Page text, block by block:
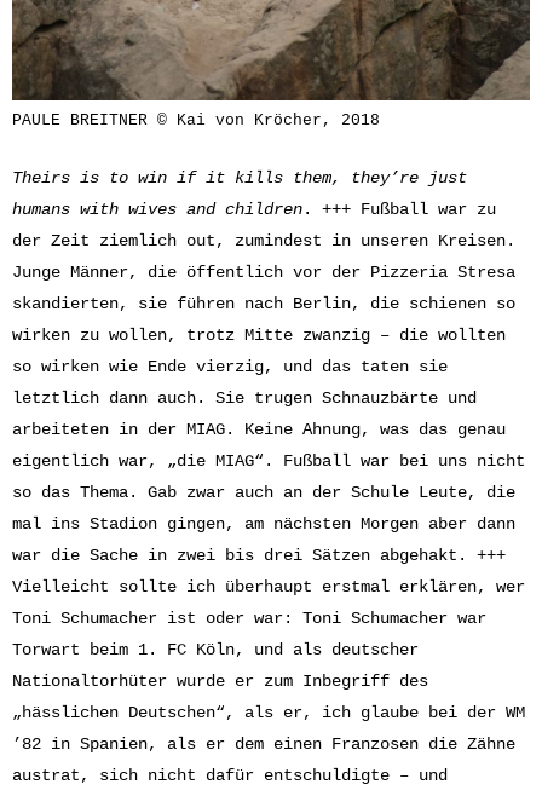
PAULE BREITNER © Kai von Kröcher, 2018
Theirs is to win if it kills them, they’re just
humans with wives and children. +++ Fußball war zu
der Zeit ziemlich out, zumindest in unseren Kreisen.
Junge Männer, die öffentlich vor der Pizzeria Stresa
skandierten, sie führen nach Berlin, die schienen so
wirken zu wollen, trotz Mitte zwanzig – die wollten
so wirken wie Ende vierzig, und das taten sie
letztlich dann auch. Sie trugen Schnauzbärte und
arbeiteten in der MIAG. Keine Ahnung, was das genau
eigentlich war, „die MIAG“. Fußball war bei uns nicht
so das Thema. Gab zwar auch an der Schule Leute, die
mal ins Stadion gingen, am nächsten Morgen aber dann
war die Sache in zwei bis drei Sätzen abgehakt. +++
Vielleicht sollte ich überhaupt erstmal erklären, wer
Toni Schumacher ist oder war: Toni Schumacher war
Torwart beim 1. FC Köln, und als deutscher
Nationaltorhüter wurde er zum Inbegriff des
„hässlichen Deutschen“, als er, ich glaube bei der WM
’82 in Spanien, als er dem einen Franzosen die Zähne
austrat, sich nicht dafür entschuldigte – und